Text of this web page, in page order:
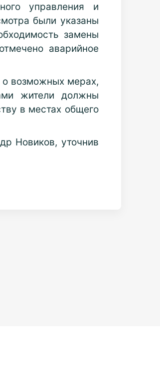
управления и
были указаны
замены
аварийное
о возможных мерах,
жители должны
в местах общего
Новиков, уточнив